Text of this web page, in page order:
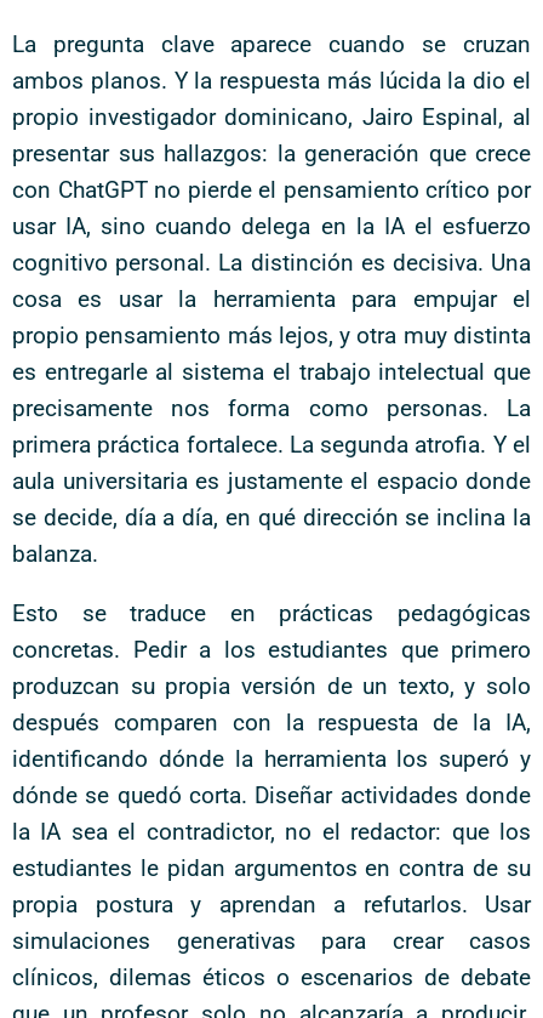
La pregunta clave aparece cuando se cruzan
ambos planos. Y la respuesta más lúcida la dio el
propio investigador dominicano, Jairo Espinal, al
presentar sus hallazgos: la generación que crece
con ChatGPT no pierde el pensamiento crítico por
usar IA, sino cuando delega en la IA el esfuerzo
cognitivo personal. La distinción es decisiva. Una
cosa es usar la herramienta para empujar el
propio pensamiento más lejos, y otra muy distinta
es entregarle al sistema el trabajo intelectual que
precisamente nos forma como personas. La
primera práctica fortalece. La segunda atrofia. Y el
aula universitaria es justamente el espacio donde
se decide, día a día, en qué dirección se inclina la
balanza.
Esto se traduce en prácticas pedagógicas
concretas. Pedir a los estudiantes que primero
produzcan su propia versión de un texto, y solo
después comparen con la respuesta de la IA,
identificando dónde la herramienta los superó y
dónde se quedó corta. Diseñar actividades donde
la IA sea el contradictor, no el redactor: que los
estudiantes le pidan argumentos en contra de su
propia postura y aprendan a refutarlos. Usar
simulaciones generativas para crear casos
clínicos, dilemas éticos o escenarios de debate